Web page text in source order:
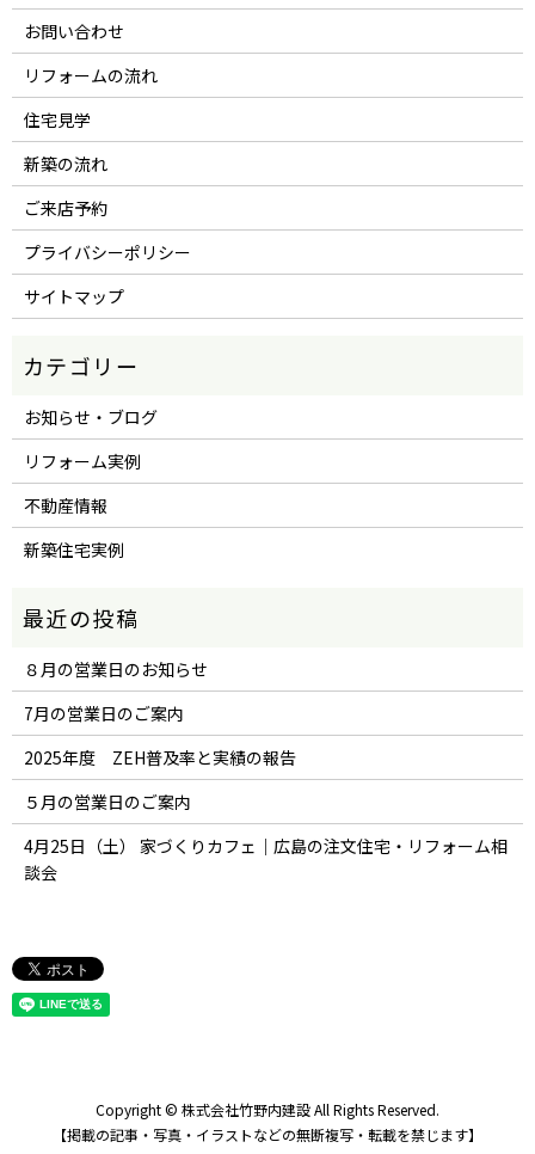
お問い合わせ
リフォームの流れ
住宅見学
新築の流れ
ご来店予約
プライバシーポリシー
サイトマップ
お知らせ・ブログ
リフォーム実例
不動産情報
新築住宅実例
８月の営業日のお知らせ
7月の営業日のご案内
2025年度 ZEH普及率と実績の報告
５月の営業日のご案内
4月25日（土） 家づくりカフェ｜広島の注文住宅・リフォーム相
談会
Copyright © 株式会社竹野内建設 All Rights Reserved.
【掲載の記事・写真・イラストなどの無断複写・転載を禁じます】